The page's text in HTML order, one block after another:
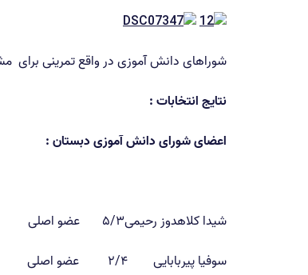
شوراهای دانش آموزی در واقع تمرینی برای
نتایج انتخابات :
اعضای شورای دانش آموزی دبستان :
شیدا کلاهدوز رحیمی۵/۳ عضو اصلی
سوفیا پیربابایی ۲/۴ عضو اصلی